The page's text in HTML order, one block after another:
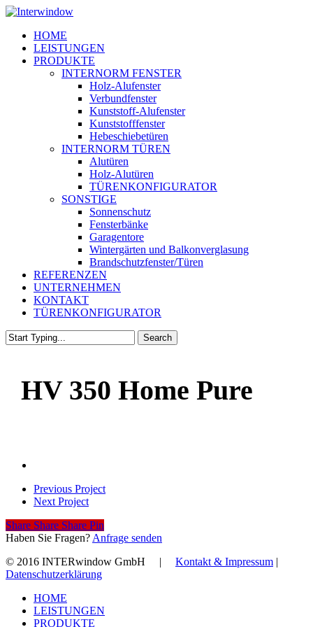
Skip
main
content
Menu
HOME
LEISTUNGEN
PRODUKTE
INTERNORM FENSTER
Holz-Alufenster
Verbundfenster
Kunststoff-Alufenster
Kunststofffenster
Hebeschiebetüren
INTERNORM TÜREN
Alutüren
Holz-Alutüren
TÜRENKONFIGURATOR
SONSTIGE
Sonnenschutz
Fensterbänke
Garagentore
Wintergärten und Balkonverglasung
Brandschutzfenster/Türen
REFERENZEN
UNTERNEHMEN
KONTAKT
TÜRENKONFIGURATOR
Search
HV 350 Home Pure
Previous Project
Next Project
Share
Share Share Share Pin
Haben Sie Fragen? Anfrage senden
© 2016 INTERwindow GmbH | Kontakt & Impressum |
Datenschutzerklärung
Close
Menu
HOME
LEISTUNGEN
PRODUKTE